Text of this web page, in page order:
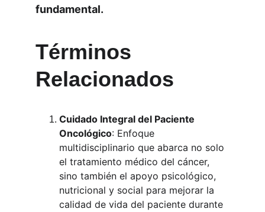
fundamental.
Términos
Relacionados
Cuidado Integral del Paciente
Oncológico: Enfoque
multidisciplinario que abarca no solo
el tratamiento médico del cáncer,
sino también el apoyo psicológico,
nutricional y social para mejorar la
calidad de vida del paciente durante